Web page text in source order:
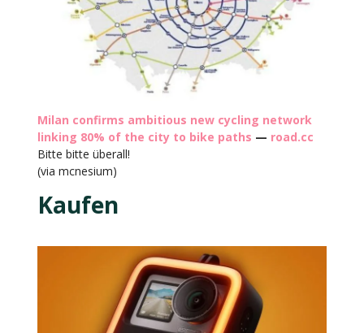
Milan confirms ambitious new cycling network
linking 80% of the city to bike paths — road.cc
Bitte bitte überall!
(via mcnesium)
Kaufen